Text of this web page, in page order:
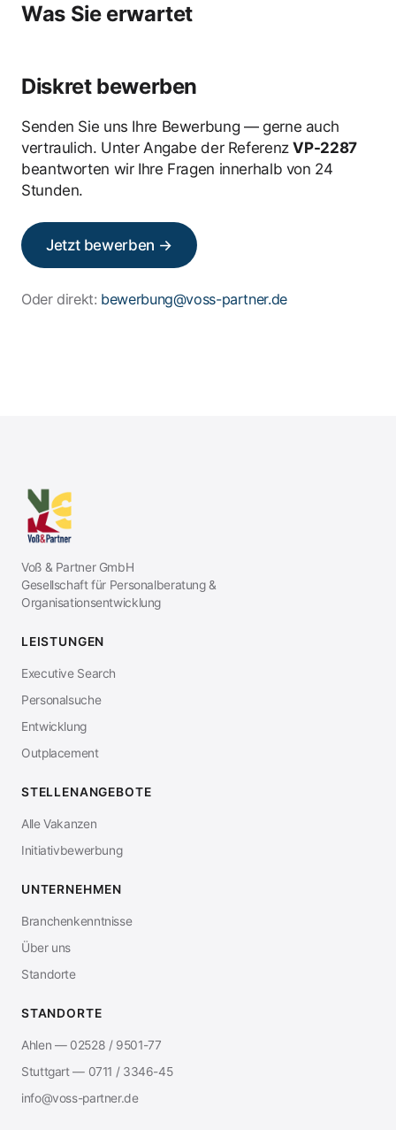
Was Sie erwartet
Diskret bewerben
Senden Sie uns Ihre Bewerbung — gerne auch
vertraulich. Unter Angabe der ReferenzVP-2287
beantworten wir Ihre Fragen innerhalb von 24
Stunden.
Jetzt bewerben →
Oder direkt: bewerbung@voss-partner.de
Voß & Partner GmbH
Gesellschaft für Personalberatung &
Organisationsentwicklung
LEISTUNGEN
Executive Search
Personalsuche
Entwicklung
Outplacement
STELLENANGEBOTE
Alle Vakanzen
Initiativbewerbung
UNTERNEHMEN
Branchenkenntnisse
Über uns
Standorte
STANDORTE
Ahlen — 02528 / 9501-77
Stuttgart — 0711 / 3346-45
info@voss-partner.de